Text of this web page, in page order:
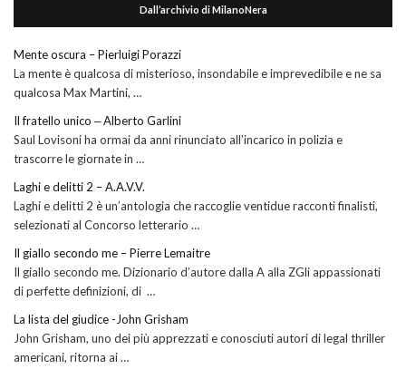
Dall’archivio di MilanoNera
Mente oscura – Pierluigi Porazzi
La mente è qualcosa di misterioso, insondabile e imprevedibile e ne sa
qualcosa Max Martini, …
Il fratello unico ‒ Alberto Garlini
Saul Lovisoni ha ormai da anni rinunciato all’incarico in polizia e
trascorre le giornate in …
Laghi e delitti 2 – A.A.V.V.
Laghi e delitti 2 è un’antologia che raccoglie ventidue racconti finalisti,
selezionati al Concorso letterario …
Il giallo secondo me – Pierre Lemaitre
Il giallo secondo me. Dizionario d’autore dalla A alla ZGli appassionati
di perfette definizioni, di …
La lista del giudice -John Grisham
John Grisham, uno dei più apprezzati e conosciuti autori di legal thriller
americani, ritorna ai …